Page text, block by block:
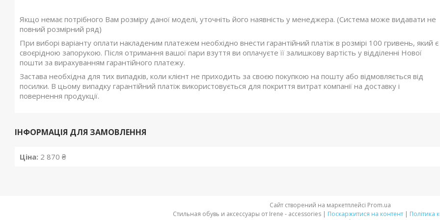
Якщо немає потрібного Вам розміру даної моделі, уточніть його наявність у менеджера. (Система може видавати не
повний розмірний ряд)
При виборі варіанту оплати накладеним платежем необхідно внести гарантійний платіж в розмірі 100 гривень, який є
своєрідною запорукою. Після отримання вашої пари взуття ви оплачуєте її залишкову вартість у відділенні Нової
пошти за вирахуванням гарантійного платежу.
Застава необхідна для тих випадків, коли клієнт не приходить за своєю покупкою на пошту або відмовляється від
посилки. В цьому випадку гарантійний платіж використовується для покриття витрат компанії на доставку і
повернення продукції.
ІНФОРМАЦІЯ ДЛЯ ЗАМОВЛЕННЯ
Ціна: 2 870 ₴
Сайт створений на маркетплейсі Prom.ua
Стильная обувь и аксессуары от Irene - accessories | Поскаржитися на контент | Політика